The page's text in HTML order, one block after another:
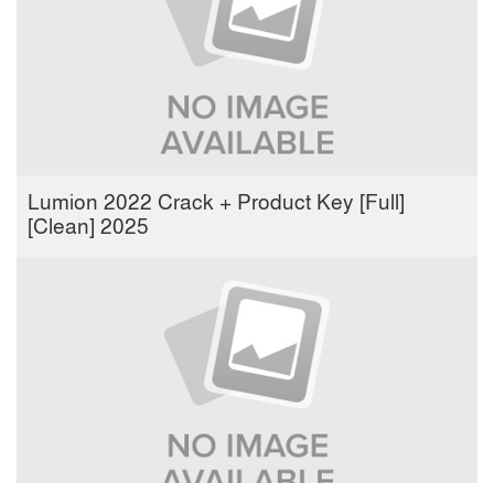
Lumion 2022 Crack + Product Key [Full]
[Clean] 2025